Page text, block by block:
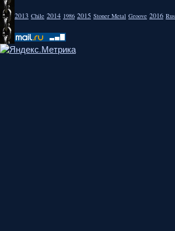
2013 Chile 2014 1986 2015 Stoner Metal Groove 2016